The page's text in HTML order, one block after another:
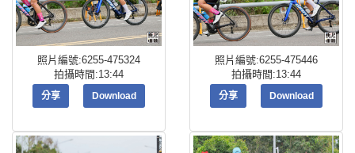
照片編號:6255-475324
拍攝時間:13:44
分享 Download
照片編號:6255-475446
拍攝時間:13:44
分享 Download